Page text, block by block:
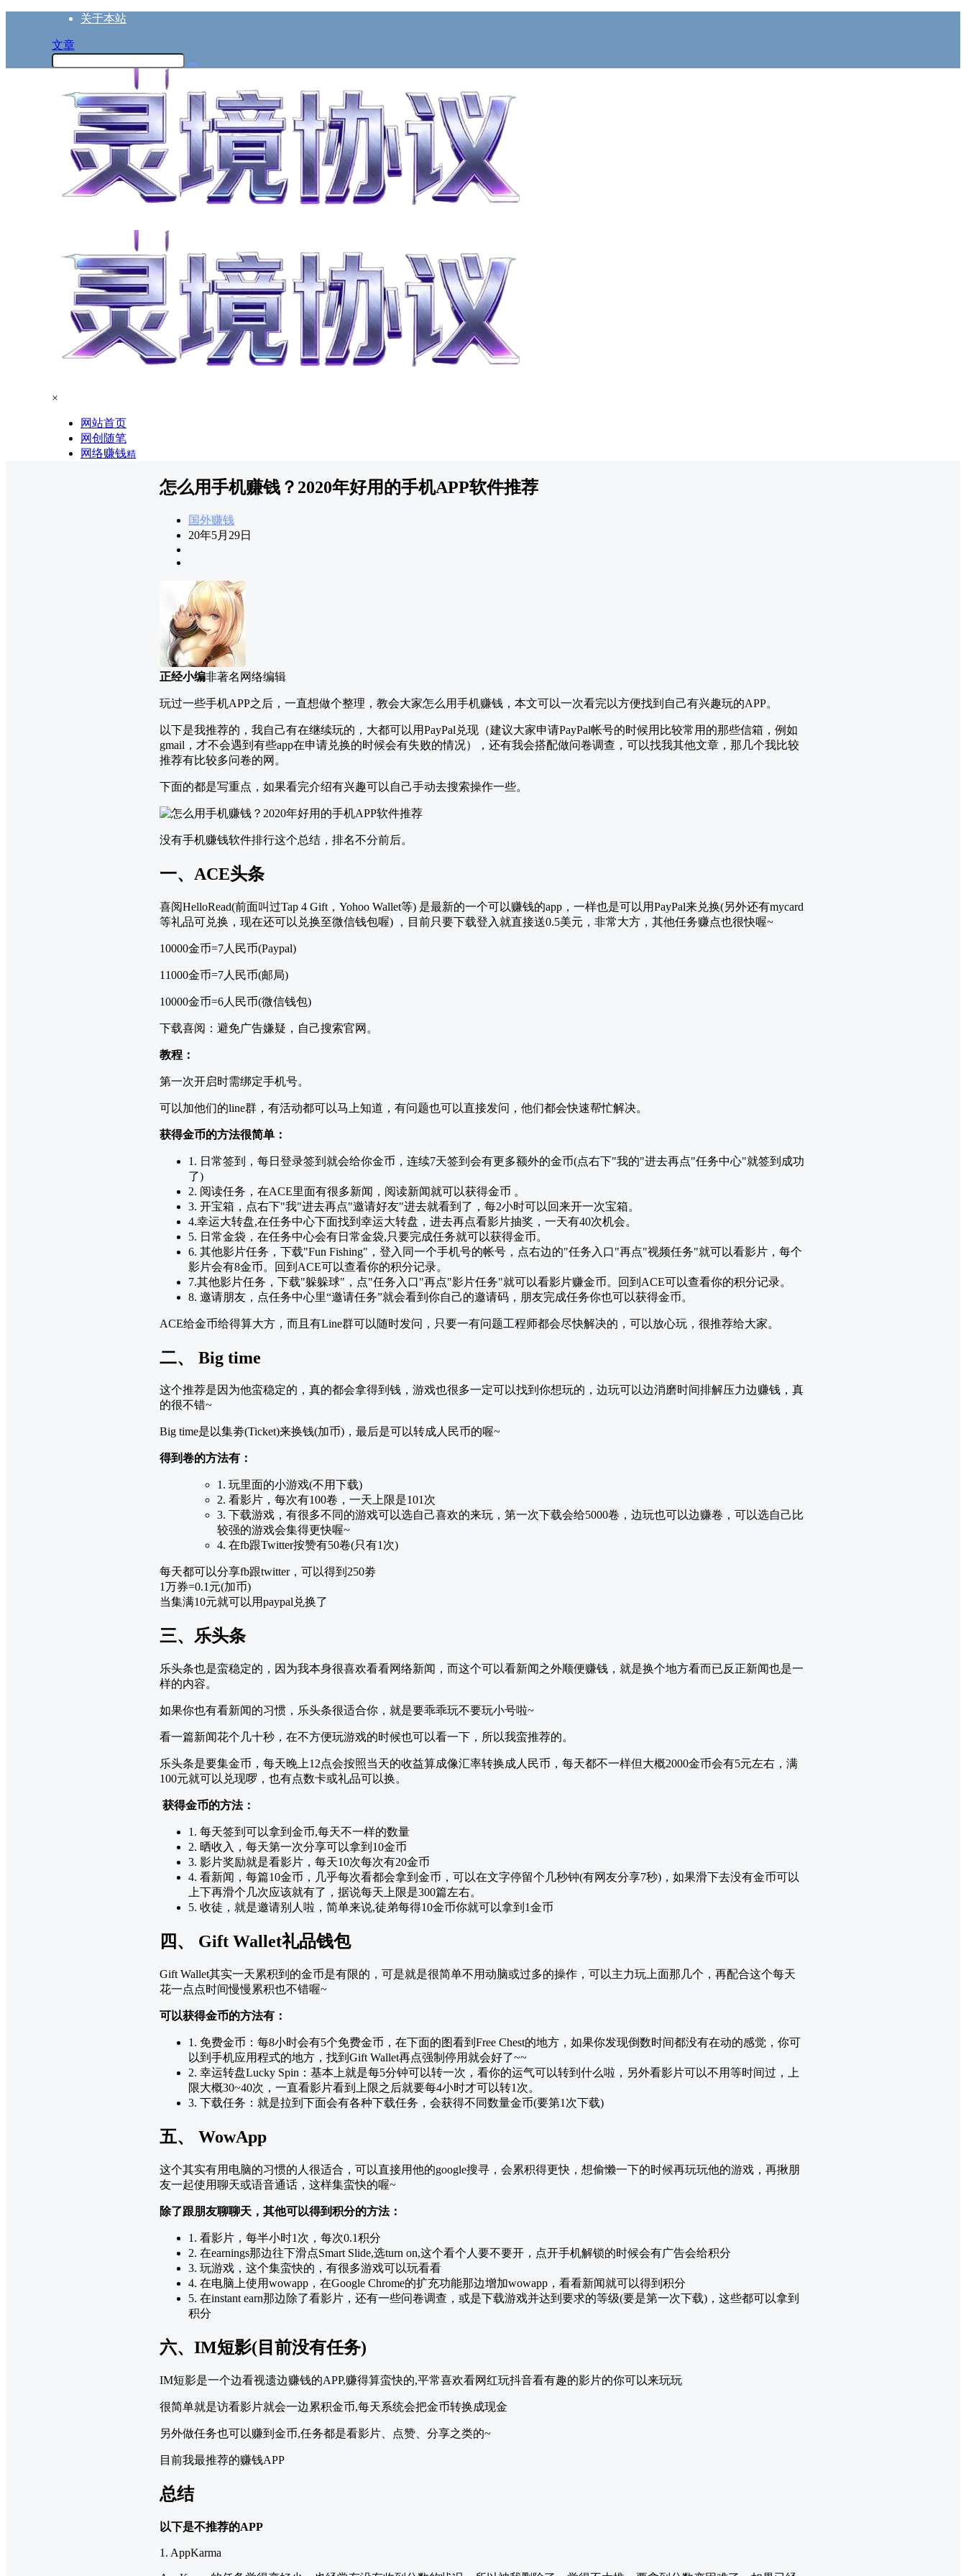
关于本站
文章
×
网站首页
网创随笔
网络赚钱精
怎么用手机赚钱？2020年好用的手机APP软件推荐
国外赚钱
20年5月29日
正经小编非著名网络编辑
玩过一些手机APP之后，一直想做个整理，教会大家怎么用手机赚钱，本文可以一次看完以方便找到自己有兴趣玩的APP。
以下是我推荐的，我自己有在继续玩的，大都可以用PayPal兑现（建议大家申请PayPal帐号的时候用比较常用的那些信箱，例如
gmail，才不会遇到有些app在申请兑换的时候会有失败的情况），还有我会搭配做问卷调查，可以找我其他文章，那几个我比较
推荐有比较多问卷的网。
下面的都是写重点，如果看完介绍有兴趣可以自己手动去搜索操作一些。
没有手机赚钱软件排行这个总结，排名不分前后。
一、ACE头条
喜阅HelloRead(前面叫过Tap 4 Gift，Yohoo Wallet等) 是最新的一个可以赚钱的app，一样也是可以用PayPal来兑换(另外还有mycard
等礼品可兑换，现在还可以兑换至微信钱包喔) ，目前只要下载登入就直接送0.5美元，非常大方，其他任务赚点也很快喔~
10000金币=7人民币(Paypal)
11000金币=7人民币(邮局)
10000金币=6人民币(微信钱包)
下载喜阅：避免广告嫌疑，自己搜索官网。
教程：
第一次开启时需绑定手机号。
可以加他们的line群，有活动都可以马上知道，有问题也可以直接发问，他们都会快速帮忙解决。
获得金币的方法很简单：
1. 日常签到，每日登录签到就会给你金币，连续7天签到会有更多额外的金币(点右下"我的"进去再点"任务中心"就签到成功
了)
2. 阅读任务，在ACE里面有很多新闻，阅读新闻就可以获得金币 。
3. 开宝箱，点右下"我"进去再点"邀请好友"进去就看到了，每2小时可以回来开一次宝箱。
4.幸运大转盘,在任务中心下面找到幸运大转盘，进去再点看影片抽奖，一天有40次机会。
5. 日常金袋，在任务中心会有日常金袋,只要完成任务就可以获得金币。
6. 其他影片任务，下载"Fun Fishing"，登入同一个手机号的帐号，点右边的"任务入口"再点"视频任务"就可以看影片，每个
影片会有8金币。回到ACE可以查看你的积分记录。
7.其他影片任务，下载"躲躲球"，点"任务入口"再点"影片任务"就可以看影片赚金币。回到ACE可以查看你的积分记录。
8. 邀请朋友，点任务中心里“邀请任务”就会看到你自己的邀请码，朋友完成任务你也可以获得金币。
ACE给金币给得算大方，而且有Line群可以随时发问，只要一有问题工程师都会尽快解决的，可以放心玩，很推荐给大家。
二、 Big time
这个推荐是因为他蛮稳定的，真的都会拿得到钱，游戏也很多一定可以找到你想玩的，边玩可以边消磨时间排解压力边赚钱，真
的很不错~
Big time是以集劵(Ticket)来换钱(加币)，最后是可以转成人民币的喔~
得到卷的方法有：
1. 玩里面的小游戏(不用下载)
2. 看影片，每次有100卷，一天上限是101次
3. 下载游戏，有很多不同的游戏可以选自己喜欢的来玩，第一次下载会给5000卷，边玩也可以边赚卷，可以选自己比
较强的游戏会集得更快喔~
4. 在fb跟Twitter按赞有50卷(只有1次)
每天都可以分享fb跟twitter，可以得到250劵
1万券=0.1元(加币)
当集满10元就可以用paypal兑换了
三、乐头条
乐头条也是蛮稳定的，因为我本身很喜欢看看网络新闻，而这个可以看新闻之外顺便赚钱，就是换个地方看而已反正新闻也是一
样的内容。
如果你也有看新闻的习惯，乐头条很适合你，就是要乖乖玩不要玩小号啦~
看一篇新闻花个几十秒，在不方便玩游戏的时候也可以看一下，所以我蛮推荐的。
乐头条是要集金币，每天晚上12点会按照当天的收益算成像汇率转换成人民币，每天都不一样但大概2000金币会有5元左右，满
100元就可以兑现啰，也有点数卡或礼品可以换。
获得金币的方法：
1. 每天签到可以拿到金币,每天不一样的数量
2. 晒收入，每天第一次分享可以拿到10金币
3. 影片奖励就是看影片，每天10次每次有20金币
4. 看新闻，每篇10金币，几乎每次看都会拿到金币，可以在文字停留个几秒钟(有网友分享7秒)，如果滑下去没有金币可以
上下再滑个几次应该就有了，据说每天上限是300篇左右。
5. 收徒，就是邀请别人啦，简单来说,徒弟每得10金币你就可以拿到1金币
四、 Gift Wallet礼品钱包
Gift Wallet其实一天累积到的金币是有限的，可是就是很简单不用动脑或过多的操作，可以主力玩上面那几个，再配合这个每天
花一点点时间慢慢累积也不错喔~
可以获得金币的方法有：
1. 免费金币：每8小时会有5个免费金币，在下面的图看到Free Chest的地方，如果你发现倒数时间都没有在动的感觉，你可
以到手机应用程式的地方，找到Gift Wallet再点强制停用就会好了~~
2. 幸运转盘Lucky Spin：基本上就是每5分钟可以转一次，看你的运气可以转到什么啦，另外看影片可以不用等时间过，上
限大概30~40次，一直看影片看到上限之后就要每4小时才可以转1次。
3. 下载任务：就是拉到下面会有各种下载任务，会获得不同数量金币(要第1次下载)
五、 WowApp
这个其实有用电脑的习惯的人很适合，可以直接用他的google搜寻，会累积得更快，想偷懒一下的时候再玩玩他的游戏，再揪朋
友一起使用聊天或语音通话，这样集蛮快的喔~
除了跟朋友聊聊天，其他可以得到积分的方法：
1. 看影片，每半小时1次，每次0.1积分
2. 在earnings那边往下滑点Smart Slide,选turn on,这个看个人要不要开，点开手机解锁的时候会有广告会给积分
3. 玩游戏，这个集蛮快的，有很多游戏可以玩看看
4. 在电脑上使用wowapp，在Google Chrome的扩充功能那边增加wowapp，看看新闻就可以得到积分
5. 在instant earn那边除了看影片，还有一些问卷调查，或是下载游戏并达到要求的等级(要是第一次下载)，这些都可以拿到
积分
六、IM短影(目前没有任务)
IM短影是一个边看视遗边赚钱的APP,赚得算蛮快的,平常喜欢看网红玩抖音看有趣的影片的你可以来玩玩
很简单就是访看影片就会一边累积金币,每天系统会把金币转换成现金
另外做任务也可以赚到金币,任务都是看影片、点赞、分享之类的~
目前我最推荐的赚钱APP
总结
以下是不推荐的APP
1. AppKarma